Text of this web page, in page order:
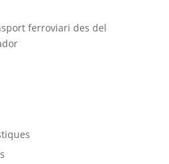
ferroviari des del